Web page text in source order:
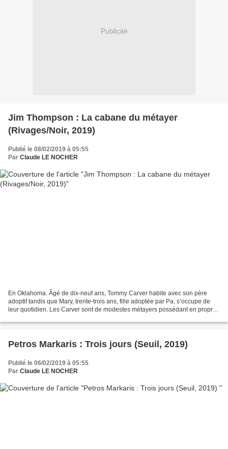
Publicité
Jim Thompson : La cabane du métayer
(Rivages/Noir, 2019)
Publié le 08/02/2019 à 05:55
Par Claude LE NOCHER
En Oklahoma. Âgé de dix-neuf ans, Tommy Carver habite avec son père
adoptif tandis que Mary, trente-trois ans, fille adoptée par Pa, s’occupe de
leur quotidien. Les Carver sont de modestes métayers possédant en propre
Petros Markaris : Trois jours (Seuil, 2019)
Publié le 06/02/2019 à 05:55
Par Claude LE NOCHER